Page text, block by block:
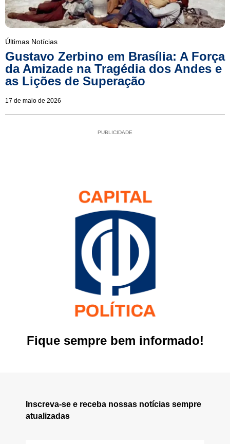
Últimas Notícias
Gustavo Zerbino em Brasília: A Força
da Amizade na Tragédia dos Andes e
as Lições de Superação
17 de maio de 2026
PUBLICIDADE
Fique sempre bem informado!
Inscreva-se e receba nossas notícias sempre
atualizadas